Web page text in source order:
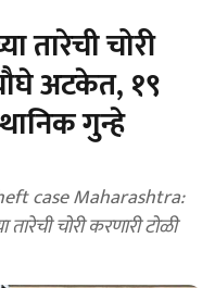
तारेची चोरी
अटकेत, १९
गुन्हे
case Maharashtra:
चोरी करणारी टोळी